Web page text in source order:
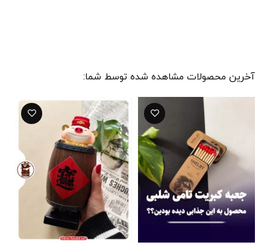
آخرین محصولات مشاهده شده توسط شما: